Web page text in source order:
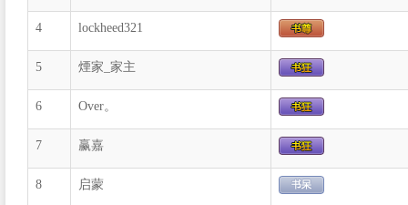
4 lockheed321
5 煙家_家主
6 Over。
7 赢嘉
8 启蒙